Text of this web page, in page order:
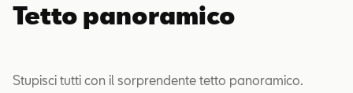
Tetto panoramico
Stupisci tutti con il sorprendente tetto panoramico.